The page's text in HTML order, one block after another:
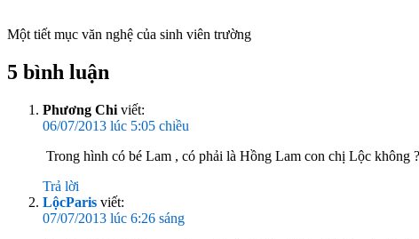
Một tiết mục văn nghệ của sinh viên trường
5 bình luận
Phương Chi viết:
06/07/2013 lúc 5:05 chiều
Trong hình có bé Lam , có phải là Hồng Lam con chị Lộc không
Trả lời
LộcParis viết:
07/07/2013 lúc 6:26 sáng